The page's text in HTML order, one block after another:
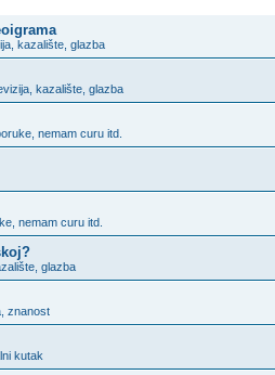
kazalište, glazba
kazalište, glazba
nemam curu itd.
nemam curu itd.
glazba
znanost
kutak